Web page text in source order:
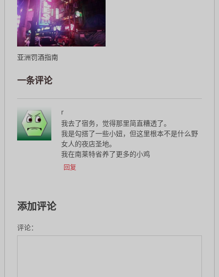
亚洲罚酒指南
一条评论
r
我去了宿务，觉得那里简直糟透了。
我是勾搭了一些小妞，但这里根本不是什么野
女人的夜店圣地。
我在南莱特省养了更多的小鸡
回复
添加评论
评论：